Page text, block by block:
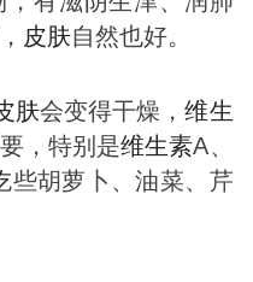
皮肤自然也好。
肤会变得干燥，维生
，特别是维生素A、
些胡萝卜、油菜、芹